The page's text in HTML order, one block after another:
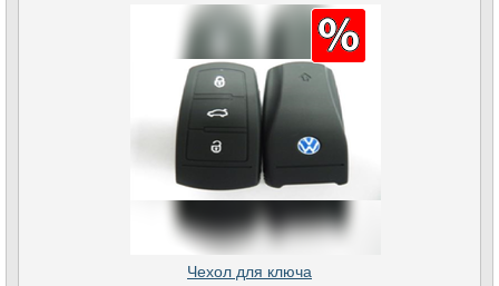
Чехол для ключа